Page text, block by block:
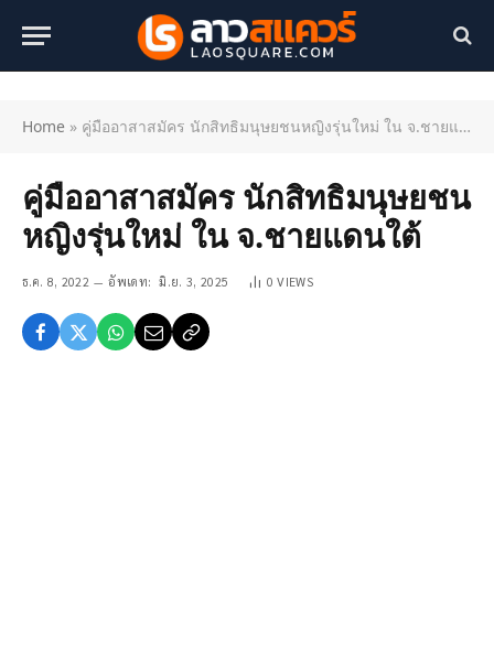
Home » คู่มืออาสาสมัคร นักสิทธิมนุษยชนหญิงรุ่นใหม่ ใน จ.ชายแดนใต้
คู่มืออาสาสมัคร นักสิทธิมนุษยชน
หญิงรุ่นใหม่ ใน จ.ชายแดนใต้
ธ.ค. 8, 2022 อัพเดท: มิ.ย. 3, 2025 0VIEWS